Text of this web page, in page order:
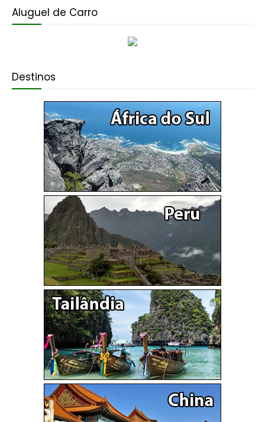
Aluguel de Carro
Destinos